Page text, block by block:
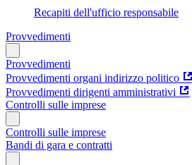
Recapiti dell'ufficio responsabile
Provvedimenti
Provvedimenti
Provvedimenti organi indirizzo politico
Provvedimenti dirigenti amministrativi
Controlli sulle imprese
Controlli sulle imprese
Bandi di gara e contratti